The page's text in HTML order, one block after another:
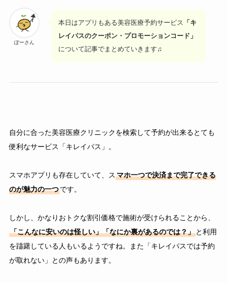
ぽーさん
本日はアプリもある美容医療予約サービス 「キ
レイパスのクーポン・プロモーションコード」
について記事でまとめていきます♫
自分に合った美容医療クリニックを検索して予約が出来るとても
便利なサービス「キレイパス」。
スマホアプリも存在していて、ス マホ一つで決済まで完了できる
のが魅力の一つです。
しかし、かなりおトクな割引価格で施術が受けられることから、
「こんなに安いのは怪しい」「なにか裏があるのでは？」と利用
を躊躇している人もいるようですね。また「キレイパスでは予約
が取れない」との声もあります。